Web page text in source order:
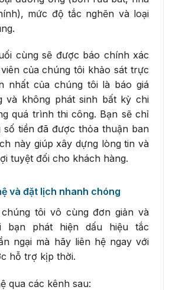
mức độ tắc nghẽn và loại
cùng sẽ được báo chính xác
của chúng tôi khảo sát trực
nhất của chúng tôi là báo giá
và không phát sinh bất kỳ chi
quá trình thi công. Bạn sẽ chỉ
tiền đã được thỏa thuận ban
này giúp xây dựng lòng tin và
tuyệt đối cho khách hàng.
và đặt lịch nhanh chóng
tôi vô cùng đơn giản và
bạn phát hiện dấu hiệu tắc
ngại mà hãy liên hệ ngay với
hỗ trợ kịp thời.
qua các kênh sau: